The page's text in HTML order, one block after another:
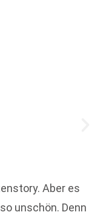
Aber es
unschön. Denn